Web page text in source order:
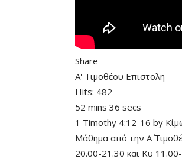
Share
Α' Τιμοθέου Επιστολη
Hits: 482
52 mins 36 secs
1 Timothy 4:12-16 by
Μάθημα από την Α΄
20.00-21.30 και Κυ